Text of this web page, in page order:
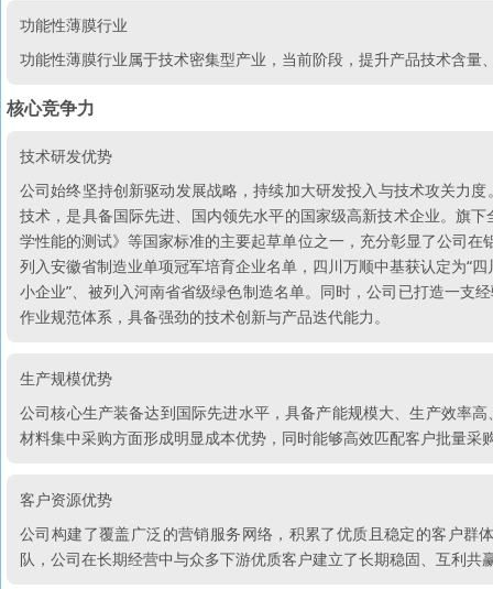
功能性薄膜行业
功能性薄膜行业属于技术密集型产业，当前阶段，提升产品技术含量
核心竞争力
技术研发优势
公司始终坚持创新驱动发展战略，持续加大研发投入与技术攻关力
技术，是具备国际先进、国内领先水平的国家级高新技术企业。旗
学性能的测试》等国家标准的主要起草单位之一，充分彰显了公司
列入安徽省制造业单项冠军培育企业名单，四川万顺中基获认定为“
小企业”、被列入河南省省级绿色制造名单。同时，公司已打造一支
作业规范体系，具备强劲的技术创新与产品迭代能力。
生产规模优势
公司核心生产装备达到国际先进水平，具备产能规模大、生产效率
材料集中采购方面形成明显成本优势，同时能够高效匹配客户批量采
客户资源优势
公司构建了覆盖广泛的营销服务网络，积累了优质且稳定的客户
队，公司在长期经营中与众多下游优质客户建立了长期稳固、互利